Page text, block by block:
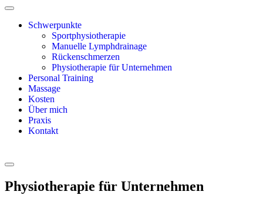
Schwerpunkte
Sportphysiotherapie
Manuelle Lymphdrainage
Rückenschmerzen
Physiotherapie für Unternehmen
Personal Training
Massage
Kosten
Über mich
Praxis
Kontakt
Physiotherapie für Unternehmen